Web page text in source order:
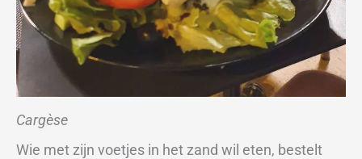
Cargèse
Wie met zijn voetjes in het zand wil eten, bestelt